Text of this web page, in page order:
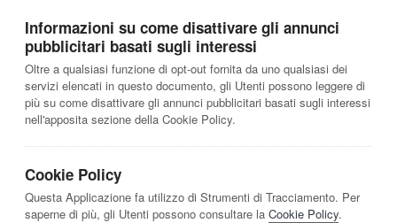
Informazioni su come disattivare gli annunci
pubblicitari basati sugli interessi
Oltre a qualsiasi funzione di opt-out fornita da uno qualsiasi dei
servizi elencati in questo documento, gli Utenti possono leggere di
più su come disattivare gli annunci pubblicitari basati sugli interessi
nell'apposita sezione della Cookie Policy.
Cookie Policy
Questa Applicazione fa utilizzo di Strumenti di Tracciamento. Per
saperne di più, gli Utenti possono consultare la Cookie Policy.